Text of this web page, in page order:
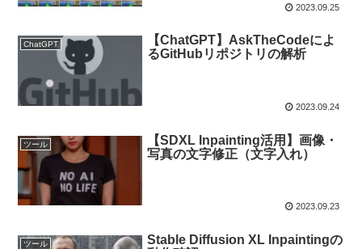
2023.09.25
ChatGPT
【ChatGPT】AskTheCodeによ
るGitHubリポジトリの解析
2023.09.24
ツール
【SDXL Inpainting活用】画像・
写真の文字修正（文字入れ）
2023.09.23
ツール
Stable Diffusion XL Inpaintingの